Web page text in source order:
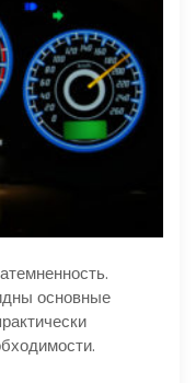
основные